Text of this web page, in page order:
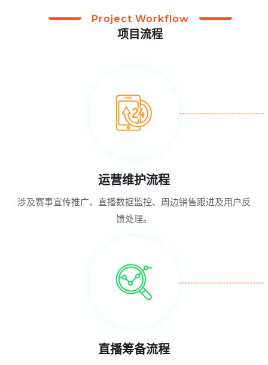
Project Workflow
项目流程
运营维护流程
涉及赛事宣传推广、直播数据监控、周边销售跟进及用户反
馈处理。
直播筹备流程